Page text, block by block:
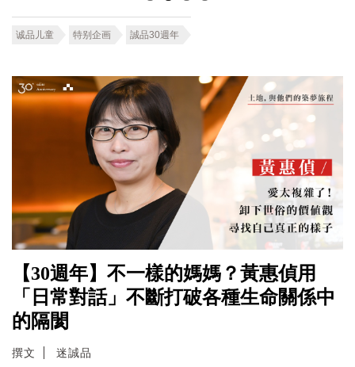
诚品儿童 特别企画 誠品30週年
【30週年】不一樣的媽媽？黃惠偵用
「日常對話」不斷打破各種生命關係中
的隔閡
撰文 迷誠品